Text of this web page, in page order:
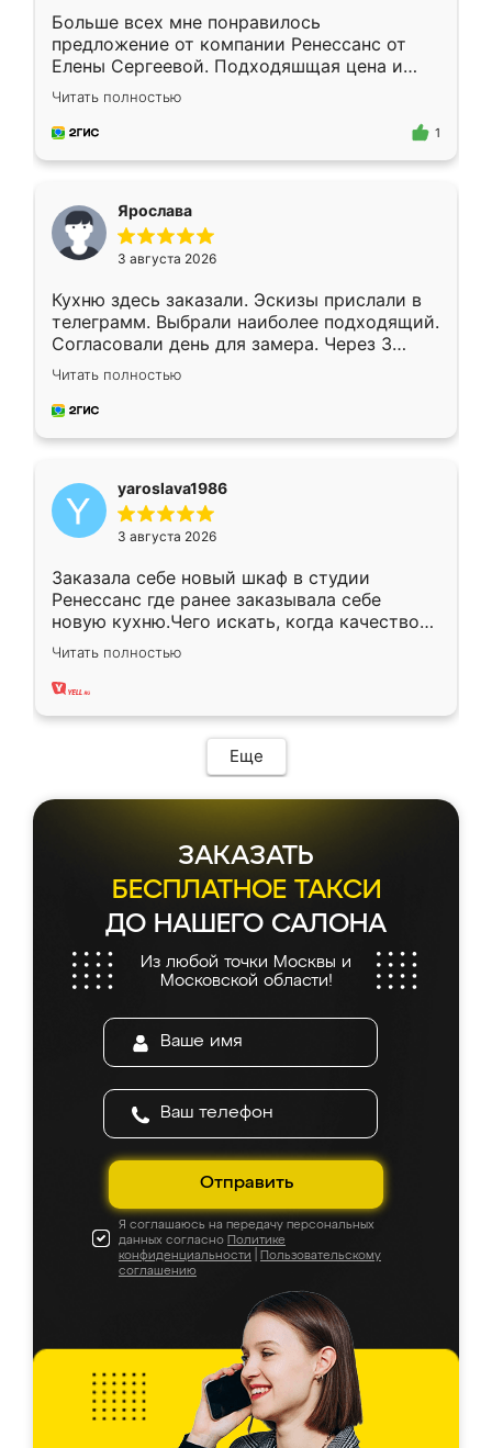
Больше всех мне понравилось
предложение от компании Ренессанс от
Елены Сергеевой. Подходяшщая цена и
короткие сроки изготовления. Приехавший
для замера сотрудник Владислав
предложил по моему эскизу самый
Читать полностью
1
Ярослава
3 августа 2026
Кухню здесь заказали. Эскизы прислали в
телеграмм. Выбрали наиболее подходящий.
Согласовали день для замера. Через 3
недели кухня была уже готова. Остались
довольны работой. Спасибо Ренессанс
мебель за качественную работу!
Читать полностью
yaroslava1986
3 августа 2026
Заказала себе новый шкаф в студии
Ренессанс где ранее заказывала себе
новую кухню.Чего искать, когда качеством
вполне довольна. Служит кухня уже почти
два года, нареканий нет.
Читать полностью
Еще
ЗАКАЗАТЬ
БЕСПЛАТНОЕ ТАКСИ
ДО НАШЕГО САЛОНА
Из любой точки Москвы и
Московской области!
Отправить
Я соглашаюсь на передачу персональных
данных согласно Политике
конфиденциальности
Пользовательскому
соглашению